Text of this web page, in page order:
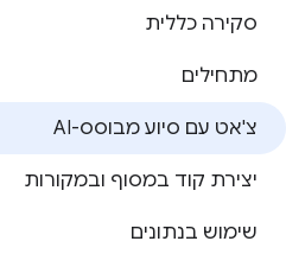
סקירה כללית
מתחילים
צ'אט עם סיוע מבוסס-AI
יצירת קוד במסוף ובמקורות
שימוש בנתונים